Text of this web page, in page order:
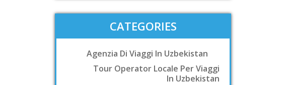
CATEGORIES
Agenzia Di Viaggi In Uzbekistan
Tour Operator Locale Per Viaggi
In Uzbekistan